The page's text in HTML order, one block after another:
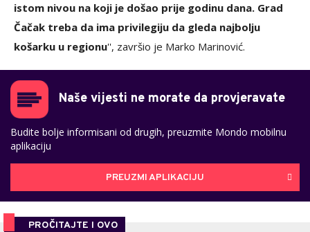
istom nivou na koji je došao prije godinu dana. Grad
Čačak treba da ima privilegiju da gleda najbolju
košarku u regionu'', završio je Marko Marinović.
Naše vijesti ne morate da provjeravate
Budite bolje informisani od drugih, preuzmite Mondo mobilnu
aplikaciju
PREUZMI APLIKACIJU
PROČITAJTE I OVO